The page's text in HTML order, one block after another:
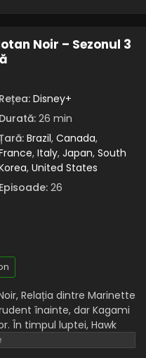
Chris
8 April, 2025
2025
și Motan Noir – Sezonul 3
2025
și Motan Noir – Sezonul 3
și Motan Noir – Sezonul 3
April, 2025
și Motan Noir – Sezonul 3
este tata?
Noir – Sezonul 3
Rețea: Disney+
Durată: 26 min
Brazil, Canada,
, Italy, Japan, South
, United States
Episoade: 26
Relația dintre Marinette
înainte, dar Kagami
În timpul luptei, Hawk
Miraculosului. După